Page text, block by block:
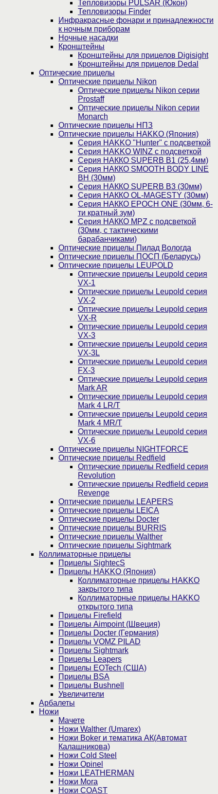
Тепловизоры PULSAR (Юкон)
Тепловизоры Finder
Инфракрасные фонари и принадлежности
к ночным приборам
Ночные насадки
Кронштейны
Кронштейны для прицелов Digisight
Кронштейны для прицелов Dedal
Оптические прицелы
Оптические прицелы Nikon
Оптические прицелы Nikon серии
Prostaff
Оптические прицелы Nikon серии
Monarch
Оптические прицелы НПЗ
Оптические прицелы HAKKO (Япония)
Cерия HAKKO "Hunter" с подсветкой
Серия НAKKO WINZ с подсветкой
Серия НАККО SUPERB B1 (25,4мм)
Серия НАККО SMOOTH BODY LINE
BH (30мм)
Серия НАККО SUPERB B3 (30мм)
Серия НАККО OL-MAGESTY (30мм)
Серия НАККО EPOCH ONE (30мм, 6-
ти кратный зум)
Серия НАККО MPZ с подсветкой
(30мм, c тактическими
барабанчиками)
Оптические прицелы Пилад Вологда
Оптические прицелы ПОСП (Беларусь)
Оптические прицелы LEUPOLD
Оптические прицелы Leupold серия
VX-1
Оптические прицелы Leupold серия
VX-2
Оптические прицелы Leupold серия
VX-R
Оптические прицелы Leupold серия
VX-3
Оптические прицелы Leupold серия
VX-3L
Оптические прицелы Leupold серия
FX-3
Оптические прицелы Leupold серия
Mark AR
Оптические прицелы Leupold серия
Mark 4 LR/T
Оптические прицелы Leupold серия
Mark 4 MR/T
Оптические прицелы Leupold серия
VX-6
Оптические прицелы NIGHTFORCE
Оптические прицелы Redfield
Оптические прицелы Redfield серия
Revolution
Оптические прицелы Redfield серия
Revenge
Оптические прицелы LEAPERS
Оптические прицелы LEICA
Оптические прицелы Docter
Оптические прицелы BURRIS
Оптические прицелы Walther
Оптические прицелы Sightmark
Коллиматорные прицелы
Прицелы SightecS
Прицелы HAKKO (Япония)
Коллиматорные прицелы HAKKO
закрытого типа
Коллиматорные прицелы HAKKO
открытого типа
Прицелы Firefield
Прицелы Aimpoint (Швеция)
Прицелы Docter (Германия)
Прицелы VOMZ PILAD
Прицелы Sightmark
Прицелы Leapers
Прицелы EOTech (США)
Прицелы BSA
Прицелы Bushnell
Увеличители
Арбалеты
Ножи
Мачете
Ножи Walther (Umarex)
Ножи Boker и тематика АК(Автомат
Калашникова)
Ножи Cold Steel
Ножи Opinel
Ножи LEATHERMAN
Ножи Mora
Ножи COAST